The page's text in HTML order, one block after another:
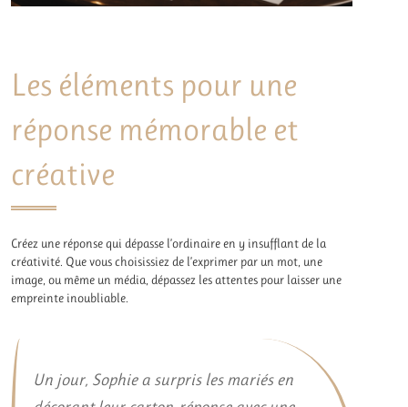
Les éléments pour une
réponse mémorable et
créative
Créez une réponse qui dépasse l’ordinaire en y insufflant de la
créativité. Que vous choisissiez de l’exprimer par un mot, une
image, ou même un média, dépassez les attentes pour laisser une
empreinte inoubliable.
Un jour, Sophie a surpris les mariés en